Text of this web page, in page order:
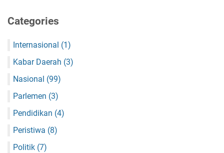
Categories
Internasional (1)
Kabar Daerah (3)
Nasional (99)
Parlemen (3)
Pendidikan (4)
Peristiwa (8)
Politik (7)